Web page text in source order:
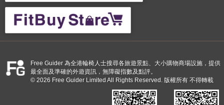
Free Guider 為全港輪椅人士搜尋各旅遊景點、大小購物商場設施，提供
最全面及準確的外遊資訊，無障礙指數及點評。
© 2026 Free Guider Limited All Rights Reserved. 版權所有 不得轉載